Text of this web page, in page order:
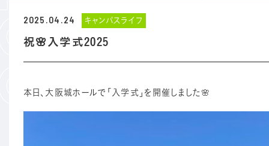
2025.04.24 キャンパスライフ
祝🌸入学式2025
本日、大阪城ホールで「入学式」を開催しました🌸